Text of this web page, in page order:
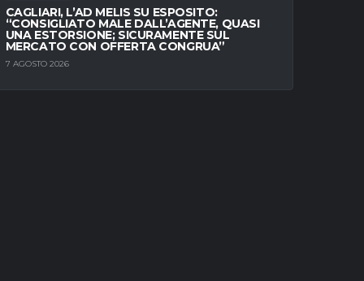
CAGLIARI, L’AD MELIS SU ESPOSITO:
“CONSIGLIATO MALE DALL’AGENTE, QUASI
UNA ESTORSIONE; SICURAMENTE SUL
MERCATO CON OFFERTA CONGRUA”
7 AGOSTO 2026